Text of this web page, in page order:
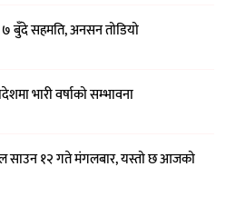
बुँदे सहमति, अनसन तोडियो
भारी वर्षाको सम्भावना
साउन १२ गते मंगलबार, यस्तो छ आजको